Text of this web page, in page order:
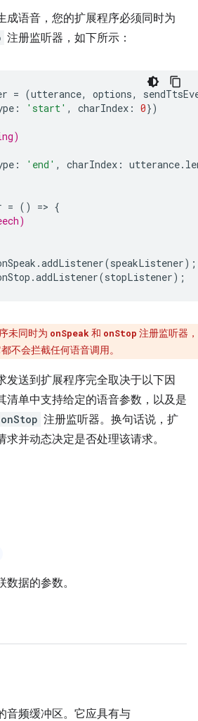
成语音，您的扩展程序必须同时为
注册监听器，如下所示：
= (utterance, options,
: 'start' , charIndex : 0})
: 'end' , charIndex : utterance.
= () => {
.addListener(speakListener);
.addListener(stopListener);
未同时为 onSpeak 和 onStop 注册监听器，
不会拦截任何语音调用。
发送到扩展程序完全取决于以下因
清单中支持给定的语音参数，以及是
onStop 注册监听器。换句话说，扩
并动态决定是否处理该请求。
据的参数。
音频缓冲区。它应具有与